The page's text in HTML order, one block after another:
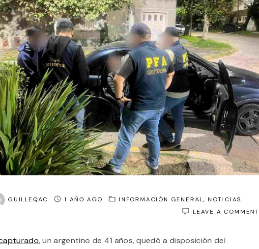
GUILLEQAC 1 AÑO AGO INFORMACIÓN GENERAL NOTICIAS
LEAVE A COMMENT
, un argentino de 41 años, quedó a disposición del